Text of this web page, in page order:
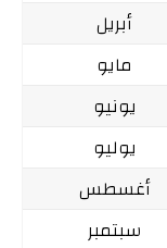
أبريل
مايو
يونيو
يوليو
أغسطس
سبتمبر